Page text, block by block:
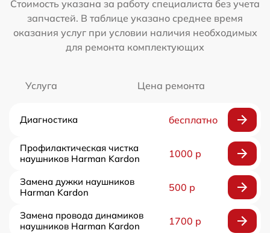
Стоимость указана за работу специалиста без учета
запчастей. В таблице указано среднее время
оказания услуг при условии наличия необходимых
для ремонта комплектующих
Услуга Цена ремонта
Диагностика бесплатно
Профилактическая чистка
наушников Harman Kardon
1000 р
Замена дужки наушников
Harman Kardon
500 р
Замена провода динамиков
наушников Harman Kardon
1700 р